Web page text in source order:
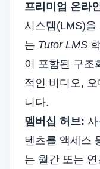
프리미엄 온라
시스템(LMS)을
는 Tutor LMS
이 포함된 구조
적인 비디오,
니다.
멤버십 허브:
텐츠를 액세스
는 월간 또는